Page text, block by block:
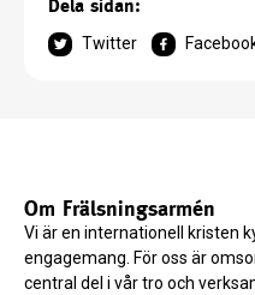
Dela sidan:
Twitter
Om Frälsningsarmén
Vi är en internationell kristen
engagemang. För oss är
central del i vår tro och